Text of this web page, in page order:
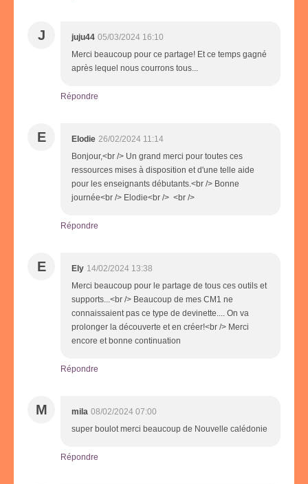
J juju44 05/03/2024 16:10
Merci beaucoup pour ce partage! Et ce temps gagné
après lequel nous courrons tous...
Répondre
E Elodie 26/02/2024 11:14
Bonjour,<br /> Un grand merci pour toutes ces
ressources mises à disposition et d'une telle aide
pour les enseignants débutants.<br /> Bonne
journée<br /> Elodie<br /> <br />
Répondre
E Ely 14/02/2024 13:38
Merci beaucoup pour le partage de tous ces outils et
supports...<br /> Beaucoup de mes CM1 ne
connaissaient pas ce type de devinette.... On va
prolonger la découverte et en créer!<br /> Merci
encore et bonne continuation
Répondre
M mila 08/02/2024 07:00
super boulot merci beaucoup de Nouvelle calédonie
Répondre